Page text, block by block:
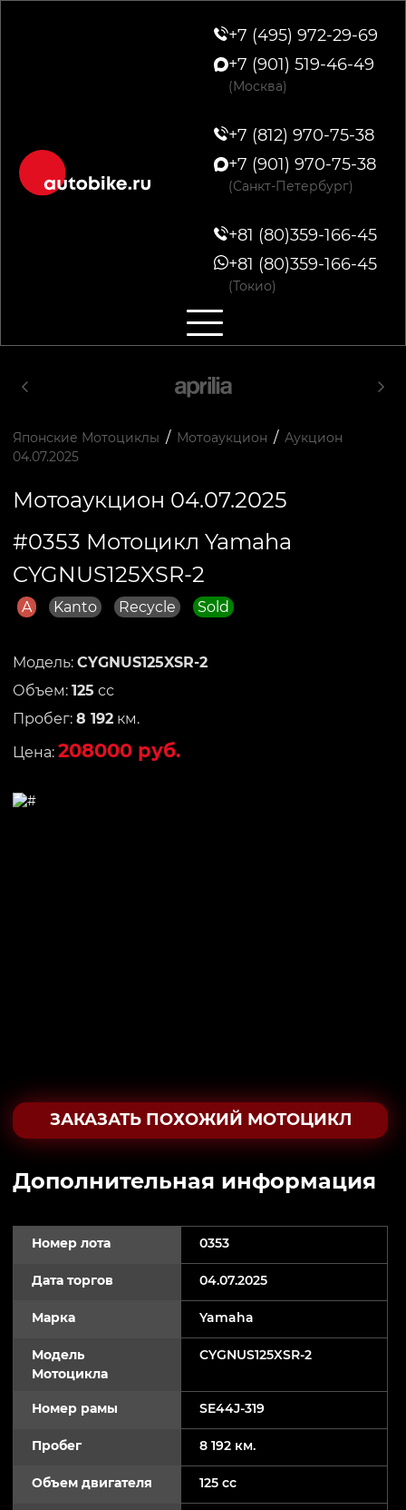
+7 (495) 972-29-69
+7 (901) 519-46-49
(Москва)
+7 (812) 970-75-38
+7 (901) 970-75-38
(Санкт-Петербург)
+81 (80)359-166-45
+81 (80)359-166-45
(Токио)
Японские Мотоциклы / Мотоаукцион / Аукцион
04.07.2025
Мотоаукцион 04.07.2025
#0353 Мотоцикл Yamaha
CYGNUS125XSR-2
A Kanto Recycle Sold
Модель: CYGNUS125XSR-2
Объем: 125 сс
Пробег: 8 192 км.
Цена: 208000 руб.
ЗАКАЗАТЬ ПОХОЖИЙ МОТОЦИКЛ
Дополнительная информация
Номер лота 0353
Дата торгов 04.07.2025
Марка Yamaha
Модель
Мотоцикла
CYGNUS125XSR-2
Номер рамы SE44J-319
Пробег 8 192 км.
Объем двигателя 125 cc